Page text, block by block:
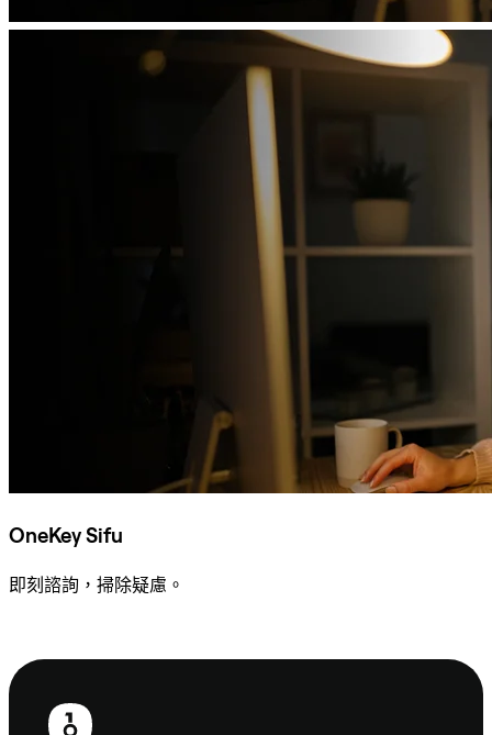
OneKey Sifu
即刻諮詢，掃除疑慮。
頁